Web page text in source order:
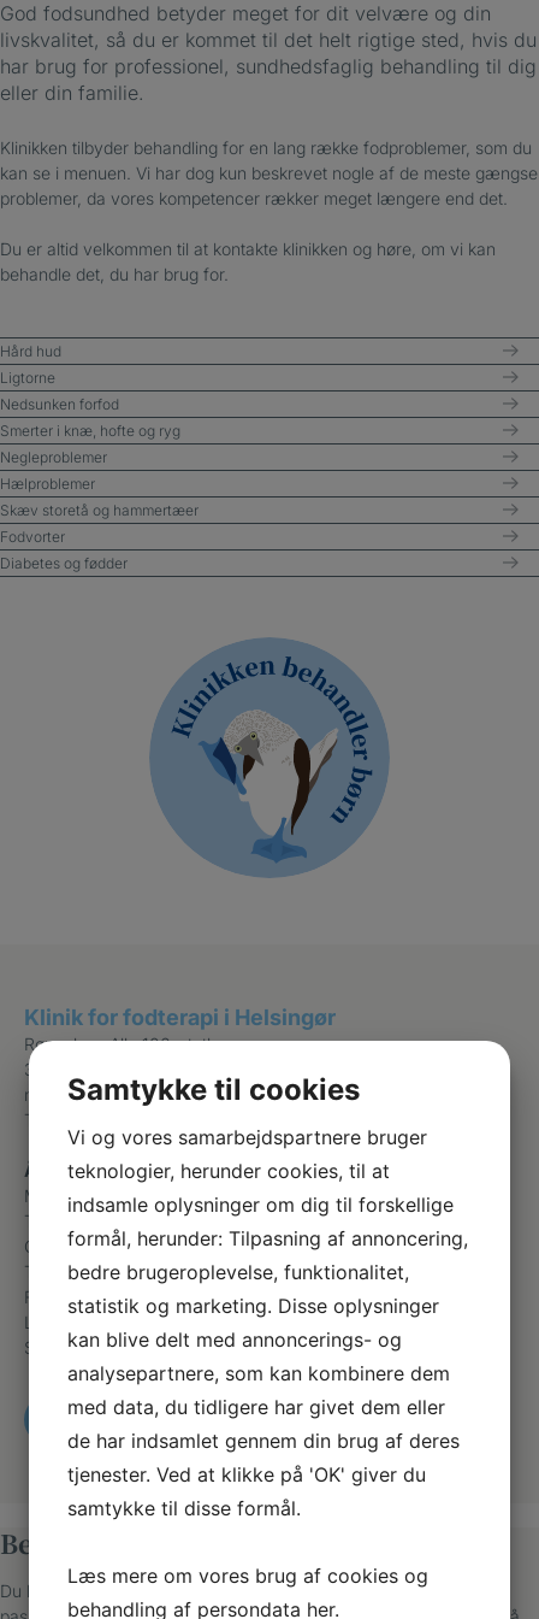
God fodsundhed betyder meget for dit velvære og din
livskvalitet, så du er kommet til det helt rigtige sted, hvis du
har brug for professionel, sundhedsfaglig behandling til dig
eller din familie.
Klinikken tilbyder behandling for en lang række fodproblemer, som du
kan se i menuen. Vi har dog kun beskrevet nogle af de meste gængse
problemer, da vores kompetencer rækker meget længere end det.
Du er altid velkommen til at kontakte klinikken og høre, om vi kan
behandle det, du har brug for.
Hård hud
Ligtorne
Nedsunken forfod
Smerter i knæ, hofte og ryg
Negleproblemer
Hælproblemer
Skæv storetå og hammertæer
Fodvorter
Diabetes og fødder
Klinik for fodterapi i Helsingør
Rønnebær Alle 106, st. th
3000 Helsingør
mail@helsingorfodterapi.dk
Telefon
Åbningstider
Mandag
09:00 – 16:00
Tirsdag
09:00 – 16:00
Onsdag
09:00 – 16:00
Torsdag
08:00 – 16:00
Fredag
08:00 – 15:00
Lørdag
Lukket
Søndag
Lukket
RING OG BESTIL TID
Bestil tid til behandling
Du kan se, hvornår klinikken har ledige tider og booke en tid, der
Samtykke til cookies
Vi og vores samarbejdspartnere bruger
teknologier, herunder cookies, til at
indsamle oplysninger om dig til forskellige
formål, herunder: Tilpasning af annoncering,
bedre brugeroplevelse, funktionalitet,
statistik og marketing. Disse oplysninger
kan blive delt med annoncerings- og
analysepartnere, som kan kombinere dem
med data, du tidligere har givet dem eller
de har indsamlet gennem din brug af deres
tjenester. Ved at klikke på 'OK' giver du
samtykke til disse formål.
Læs mere om vores brug af cookies og
behandling af persondata her.